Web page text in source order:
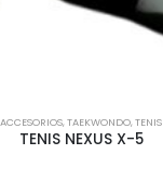
ACCESORIOS,TAEKWONDO,TENIS
TENIS NEXUS X-5